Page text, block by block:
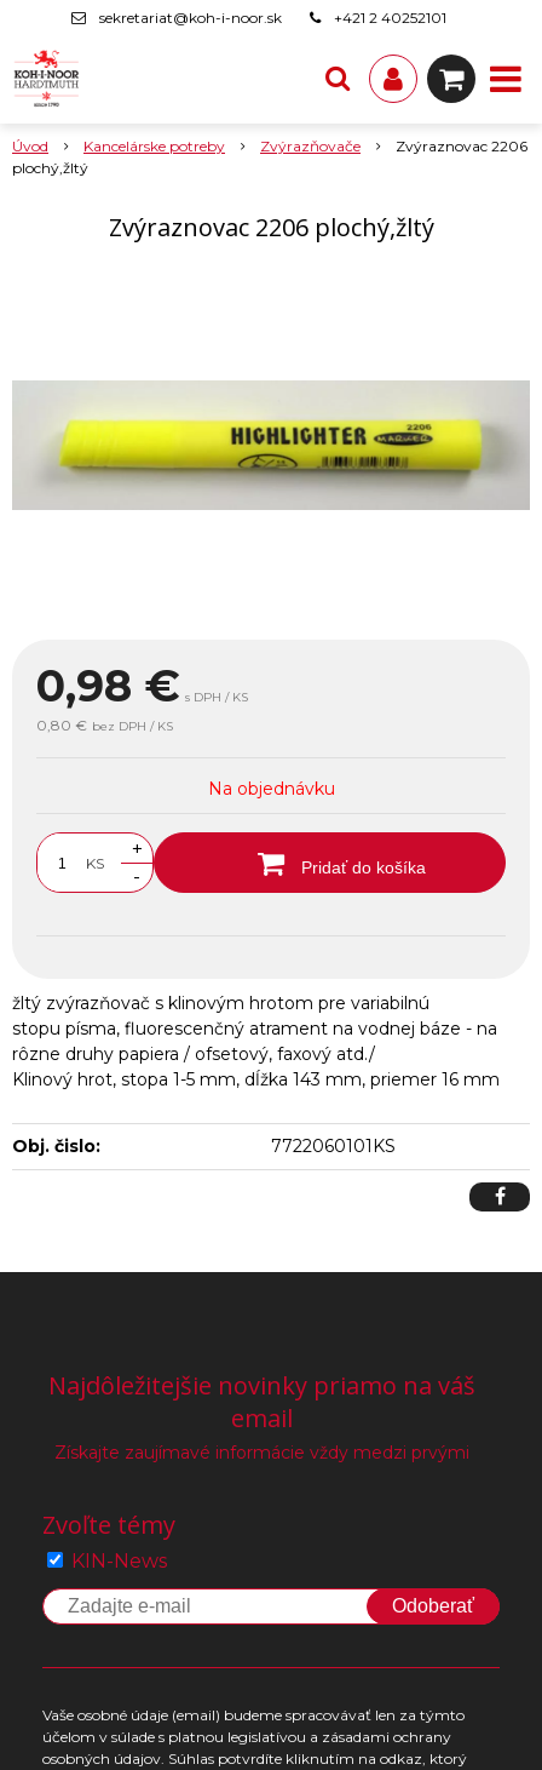
sekretariat@koh-i-noor.sk +421 2 40252101
Úvod Kancelárske potreby Zvýrazňovače
Zvýraznovac 2206
plochý,žltý
Zvýraznovac 2206 plochý,žltý
0,98 € s DPH / KS
0,80 € bez DPH / KS
Na objednávku
KS
+
-
Pridať do košíka
žltý zvýrazňovač s klinovým hrotom pre variabilnú
stopu písma, fluorescenčný atrament na vodnej báze - na
rôzne druhy papiera / ofsetový, faxový atd./
Klinový hrot, stopa 1-5 mm, dĺžka 143 mm, priemer 16 mm
Obj. čislo: 7722060101KS
Najdôležitejšie novinky priamo na váš
email
Získajte zaujímavé informácie vždy medzi prvými
Zvoľte témy
KIN-News
Odoberať
Vaše osobné údaje (email) budeme spracovávať len za týmto
účelom v súlade s platnou legislatívou a zásadami ochrany
osobných údajov. Súhlas potvrdíte kliknutím na odkaz, ktorý